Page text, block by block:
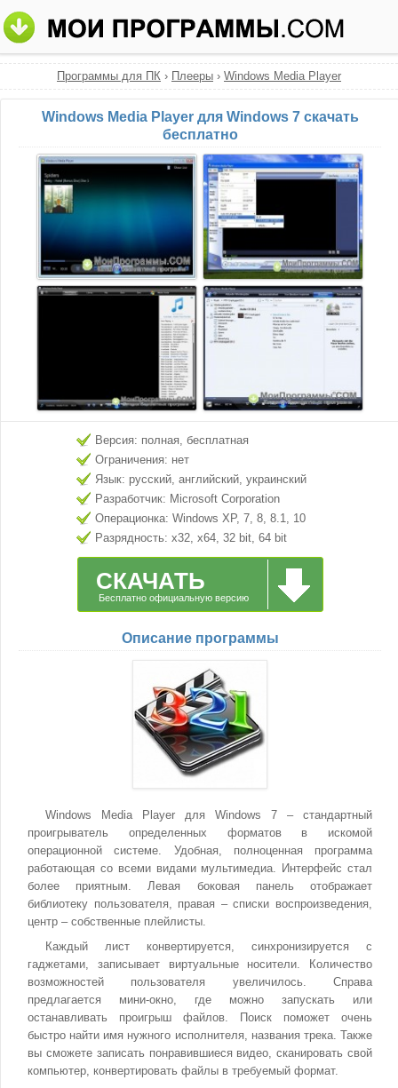
Программы для ПК › Плееры › Windows Media Player
Windows Media Player для Windows 7 скачать
бесплатно
Версия: полная, бесплатная
Ограничения: нет
Язык: русский, английский, украинский
Разработчик: Microsoft Corporation
Операционка: Windows XP, 7, 8, 8.1, 10
Разрядность: x32, x64, 32 bit, 64 bit
СКАЧАТЬ
Бесплатно официальную версию
Описание программы
Windows Media Player для Windows 7 – стандартный
проигрыватель определенных форматов в искомой
операционной системе. Удобная, полноценная программа
работающая со всеми видами мультимедиа. Интерфейс стал
более приятным. Левая боковая панель отображает
библиотеку пользователя, правая – списки воспроизведения,
центр – собственные плейлисты.
Каждый лист конвертируется, синхронизируется с
гаджетами, записывает виртуальные носители. Количество
возможностей пользователя увеличилось. Справа
предлагается мини-окно, где можно запускать или
останавливать проигрыш файлов. Поиск поможет очень
быстро найти имя нужного исполнителя, названия трека. Также
вы сможете записать понравившиеся видео, сканировать свой
компьютер, конвертировать файлы в требуемый формат.